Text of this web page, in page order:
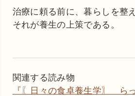
治療に頼る前に、暮らしを整え
それが養生の上策である。
関連する読み物
『〖日々の食卓養生学〗 ら